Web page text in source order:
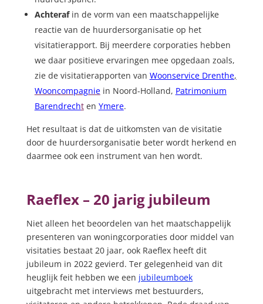
Achterafin de vorm van een maatschappelijke
reactie van de huurdersorganisatie op het
visitatierapport. Bij meerdere corporaties hebben
we daar positieve ervaringen mee opgedaan zoals,
zie de visitatierapporten van Woonservice Drenthe,
Wooncompagniein Noord-Holland, Patrimonium
Barendrechten Ymere.
Het resultaat is dat de uitkomsten van de visitatie
door de huurdersorganisatie beter wordt herkend en
daarmee ook een instrument van hen wordt.
Raeflex – 20 jarig jubileum
Niet alleen het beoordelen van het maatschappelijk
presenteren van woningcorporaties door middel van
visitaties bestaat 20 jaar, ook Raeflex heeft dit
jubileum in 2022 gevierd. Ter gelegenheid van dit
heuglijk feit hebben we een jubileumboek
uitgebracht met interviews met bestuurders,